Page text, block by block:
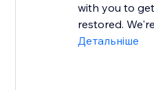
with you to
restored.
Детальніше